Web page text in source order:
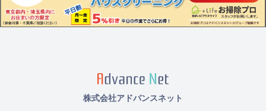
株式会社アドバンスネット